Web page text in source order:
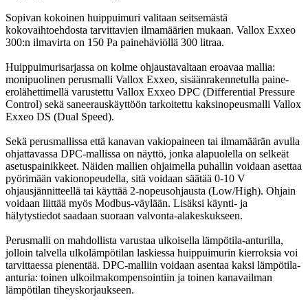
Sopivan kokoinen huippuimuri valitaan seitsemästä
kokovaihtoehdosta tarvittavien ilmamäärien mukaan. Vallox Exxeo
300:n ilmavirta on 150 Pa painehäviöllä 300 litraa.
Huippuimurisarjassa on kolme ohjaustavaltaan eroavaa mallia:
monipuolinen perusmalli Vallox Exxeo, sisäänrakennetulla paine-
erolähettimellä varustettu Vallox Exxeo DPC (Differential Pressure
Control) sekä saneerauskäyttöön tarkoitettu kaksinopeusmalli Vallox
Exxeo DS (Dual Speed).
Sekä perusmallissa että kanavan vakiopaineen tai ilmamäärän avulla
ohjattavassa DPC-mallissa on näyttö, jonka alapuolella on selkeät
asetuspainikkeet. Näiden mallien ohjaimella puhallin voidaan asettaa
pyörimään vakionopeudella, sitä voidaan säätää 0-10 V
ohjausjännitteellä tai käyttää 2-nopeusohjausta (Low/High). Ohjain
voidaan liittää myös Modbus-väylään. Lisäksi käynti- ja
hälytystiedot saadaan suoraan valvonta-alakeskukseen.
Perusmalli on mahdollista varustaa ulkoisella lämpötila-anturilla,
jolloin talvella ulkolämpötilan laskiessa huippuimurin kierroksia voi
tarvittaessa pienentää. DPC-malliin voidaan asentaa kaksi lämpötila-
anturia: toinen ulkoilmakompensointiin ja toinen kanavailman
lämpötilan tiheyskorjaukseen.